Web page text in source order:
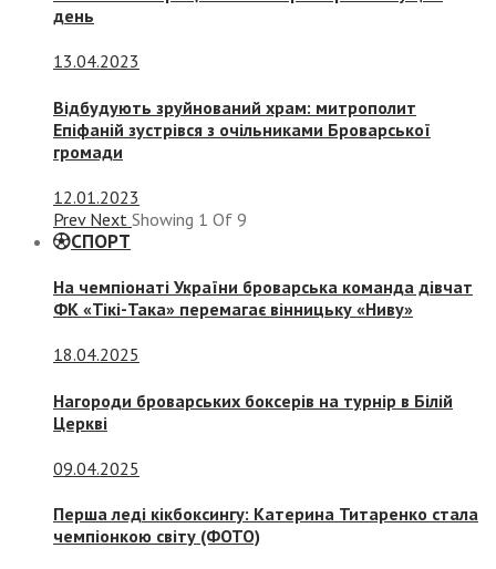
день
13.04.2023
Відбудують зруйнований храм: митрополит
Епіфаній зустрівся з очільниками Броварської
громади
12.01.2023
Prev Next Showing 1 Of 9
СПОРТ
На чемпіонаті України броварська команда дівчат
ФК «Тікі-Така» перемагає вінницьку «Ниву»
18.04.2025
Нагороди броварських боксерів на турнір в Білій
Церкві
09.04.2025
Перша леді кікбоксингу: Катерина Титаренко стала
чемпіонкою світу (ФОТО)